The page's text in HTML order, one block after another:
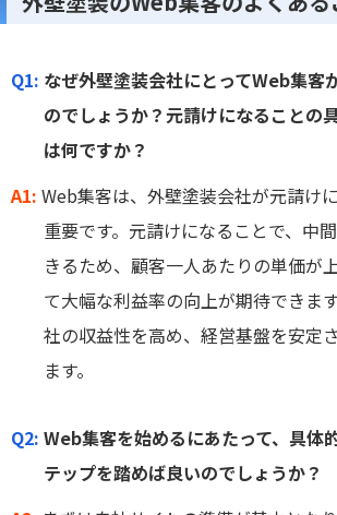
Q1: なぜ外壁塗装会社にとってWeb集客
のでしょうか？元請けになることの
は何ですか？
A1: Web集客は、外壁塗装会社が元請け
重要です。元請けになることで、中
きるため、顧客一人あたりの単価が
て大幅な利益率の向上が期待できま
社の収益性を高め、経営基盤を安定
ます。
Q2: Web集客を始めるにあたって、具体
テップを踏めば良いのでしょうか？